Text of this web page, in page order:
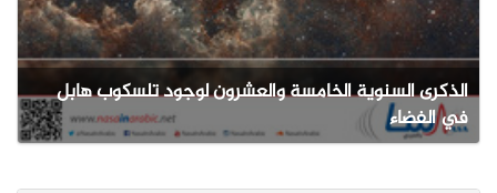
الذكرى السنوية الخامسة والعشرون لوجود تلسكوب هابل
في الفضاء